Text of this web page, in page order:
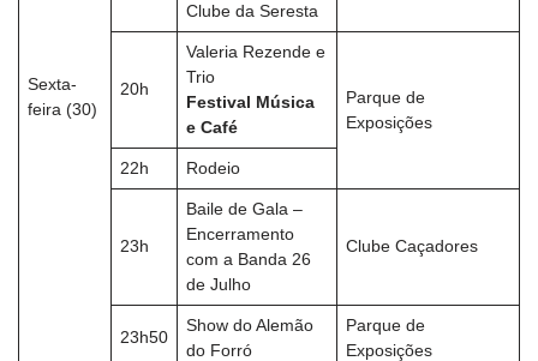
Sexta-
feira (30)
Clube da Seresta
20h
Valeria Rezende e
Trio
Festival Música
e Café
Parque de
Exposições
22h Rodeio
23h
Baile de Gala –
Encerramento
com a Banda 26
de Julho
Clube Caçadores
23h50
Show do Alemão
do Forró
Parque de
Exposições